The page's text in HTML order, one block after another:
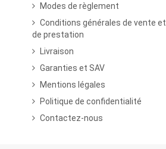
Modes de règlement
Conditions générales de vente et
de prestation
Livraison
Garanties et SAV
Mentions légales
Politique de confidentialité
Contactez-nous